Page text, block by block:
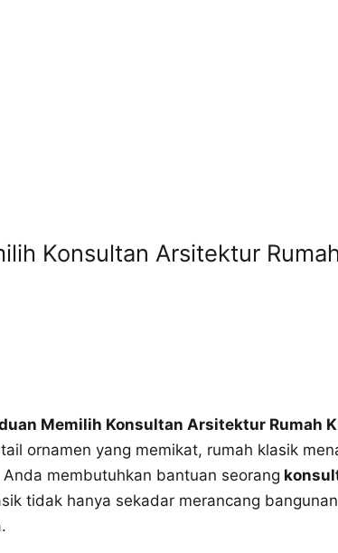
Konsultan Arsitektur
Memilih Konsultan Arsitektur Rumah
ornamen yang memikat, rumah klasik
membutuhkan bantuan seorang
tidak hanya sekadar merancang